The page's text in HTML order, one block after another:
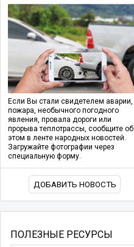
Если Вы стали свидетелем аварии,
пожара, необычного погодного
явления, провала дороги или
прорыва теплотрассы, сообщите об
этом в ленте народных новостей.
Загружайте фотографии через
специальную форму.
ДОБАВИТЬ НОВОСТЬ
ПОЛЕЗНЫЕ РЕСУРСЫ